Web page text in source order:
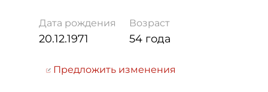
Дата рождения
20.12.1971
Возраст
54 года
Предложить изменения